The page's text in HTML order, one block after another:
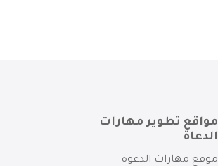
مواقع تطوير مهارات
الدعاة
موقع مهارات الدعوة